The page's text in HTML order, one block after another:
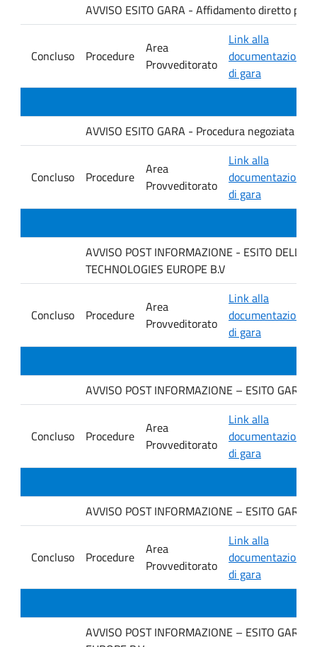
AVVISO ESITO GARA - Affidamento diretto
Concluso Procedure
Area
Provveditorato
Link alla
documentazione
di gara
AVVISO ESITO GARA - Procedura negoziata
Concluso Procedure
Area
Provveditorato
Link alla
documentazione
di gara
AVVISO POST INFORMAZIONE - ESITO DELLA
TECHNOLOGIES EUROPE B.V
Concluso Procedure
Area
Provveditorato
Link alla
documentazione
di gara
AVVISO POST INFORMAZIONE – ESITO GARA
Concluso Procedure
Area
Provveditorato
Link alla
documentazione
di gara
AVVISO POST INFORMAZIONE – ESITO GARA
Concluso Procedure
Area
Provveditorato
Link alla
documentazione
di gara
AVVISO POST INFORMAZIONE – ESITO GARA